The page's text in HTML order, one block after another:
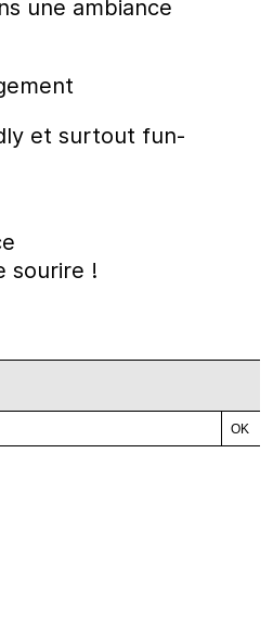
une ambiance
et surtout fun-
sourire !